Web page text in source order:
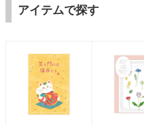
アイテムで探す